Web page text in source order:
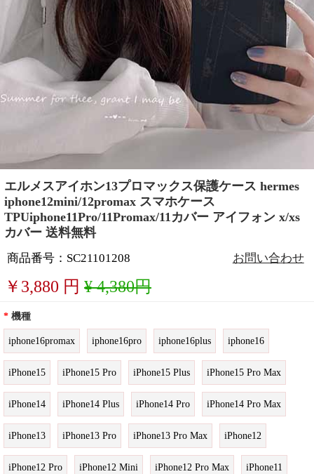
エルメスアイホン13プロマックス保護ケース hermes
iphone12mini/12promax スマホケース
TPUiphone11Pro/11Promax/11カバー アイフォン x/xs
カバー 送料無料
商品番号：SC21101208 お問い合わせ
￥ 3,880 円 ¥ 4,380円
* 機種
iphone16promax iphone16pro iphone16plus iphone16
iPhone15 iPhone15 Pro iPhone15 Plus iPhone15 Pro Max
iPhone14 iPhone14 Plus iPhone14 Pro iPhone14 Pro Max
iPhone13 iPhone13 Pro iPhone13 Pro Max iPhone12
iPhone12 Pro iPhone12 Mini iPhone12 Pro Max iPhone11